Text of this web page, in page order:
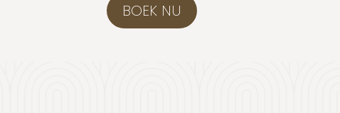
BOEK NU